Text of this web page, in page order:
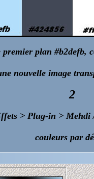
premier plan #b2defb,
nouvelle image
2
> Plug-in > Mehdi
couleurs par